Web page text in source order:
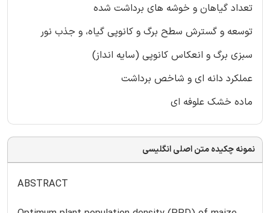
تعداد گیاهان و خوشه های برداشت شده
توسعه و گسترش سطح برگ و کانوپی گیاه، و جذب نور
سبزی برگ و انعکاس کانوپی (سایه انداز)
عملکرد دانه ای و شاخص برداشت
ماده خشک علوفه ای
نمونه چکیده متن اصلی انگلیسی
ABSTRACT